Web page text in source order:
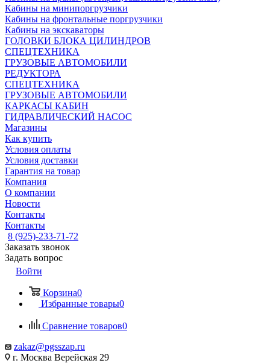
Кабины на минипоргрузчики
Кабины на фронтальные поргрузчики
Кабины на экскаваторы
ГОЛОВКИ БЛОКА ЦИЛИНДРОВ
СПЕЦТЕХНИКА
ГРУЗОВЫЕ АВТОМОБИЛИ
РЕДУКТОРА
СПЕЦТЕХНИКА
ГРУЗОВЫЕ АВТОМОБИЛИ
КАРКАСЫ КАБИН
ГИДРАВЛИЧЕСКИЙ НАСОС
Магазины
Как купить
Условия оплаты
Условия доставки
Гарантия на товар
Компания
О компании
Новости
Контакты
Контакты
8 (925)-233-71-72
Заказать звонок
Задать вопрос
Войти
Корзина0
Избранные товары0
Сравнение товаров0
zakaz@pgsszap.ru
г. Москва Верейская 29